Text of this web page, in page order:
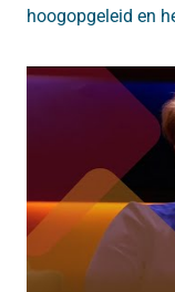
hoogopgeleid en